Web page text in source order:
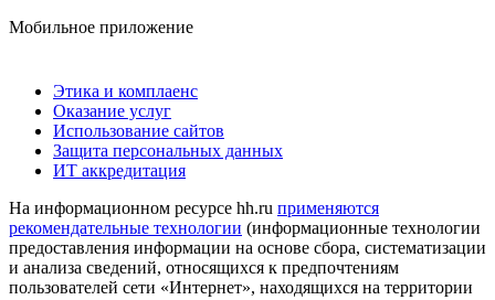
Мобильное приложение
Этика и комплаенс
Оказание услуг
Использование сайтов
Защита персональных данных
ИТ аккредитация
На информационном ресурсе hh.ru применяются
рекомендательные технологии (информационные технологии
предоставления информации на основе сбора, систематизации
и анализа сведений, относящихся к предпочтениям
пользователей сети «Интернет», находящихся на территории